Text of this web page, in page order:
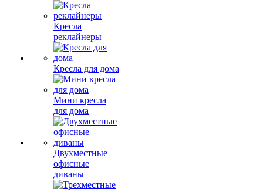
Кресла
реклайнеры
Кресла для дома
Мини кресла
для дома
Двухместные
офисные
диваны